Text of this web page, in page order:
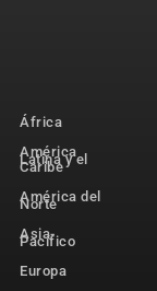
África
América
Latina y el
Caribe
América del
Norte
Asia-
Pacífico
Europa